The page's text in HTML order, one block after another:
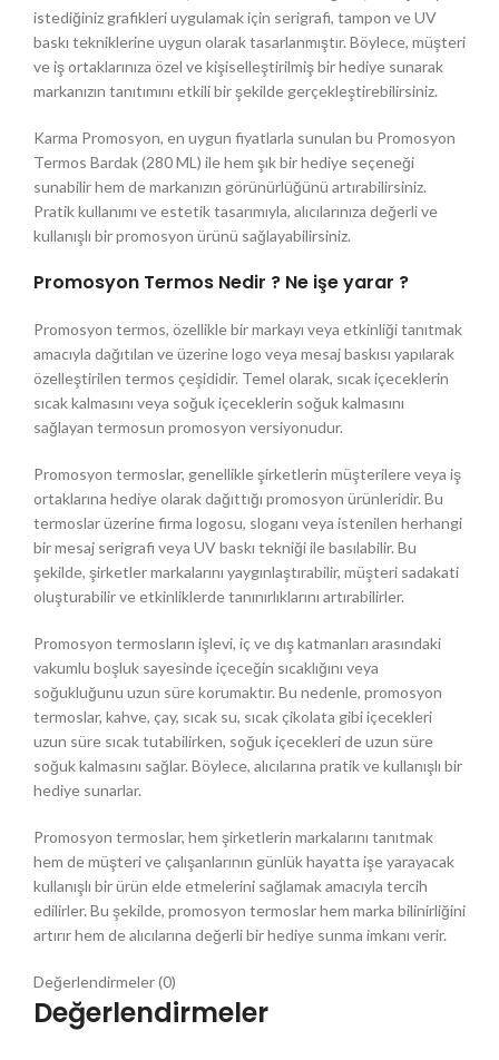
istediğiniz grafikleri uygulamak için serigrafi, tampon ve UV
baskı tekniklerine uygun olarak tasarlanmıştır. Böylece, müşteri
ve iş ortaklarınıza özel ve kişiselleştirilmiş bir hediye sunarak
markanızın tanıtımını etkili bir şekilde gerçekleştirebilirsiniz.
Karma Promosyon, en uygun fiyatlarla sunulan bu Promosyon
Termos Bardak (280 ML) ile hem şık bir hediye seçeneği
sunabilir hem de markanızın görünürlüğünü artırabilirsiniz.
Pratik kullanımı ve estetik tasarımıyla, alıcılarınıza değerli ve
kullanışlı bir promosyon ürünü sağlayabilirsiniz.
Promosyon Termos Nedir ? Ne işe yarar ?
Promosyon termos, özellikle bir markayı veya etkinliği tanıtmak
amacıyla dağıtılan ve üzerine logo veya mesaj baskısı yapılarak
özelleştirilen termos çeşididir. Temel olarak, sıcak içeceklerin
sıcak kalmasını veya soğuk içeceklerin soğuk kalmasını
sağlayan termosun promosyon versiyonudur.
Promosyon termoslar, genellikle şirketlerin müşterilere veya iş
ortaklarına hediye olarak dağıttığı promosyon ürünleridir. Bu
termoslar üzerine firma logosu, sloganı veya istenilen herhangi
bir mesaj serigrafi veya UV baskı tekniği ile basılabilir. Bu
şekilde, şirketler markalarını yaygınlaştırabilir, müşteri sadakati
oluşturabilir ve etkinliklerde tanınırlıklarını artırabilirler.
Promosyon termosların işlevi, iç ve dış katmanları arasındaki
vakumlu boşluk sayesinde içeceğin sıcaklığını veya
soğukluğunu uzun süre korumaktır. Bu nedenle, promosyon
termoslar, kahve, çay, sıcak su, sıcak çikolata gibi içecekleri
uzun süre sıcak tutabilirken, soğuk içecekleri de uzun süre
soğuk kalmasını sağlar. Böylece, alıcılarına pratik ve kullanışlı bir
hediye sunarlar.
Promosyon termoslar, hem şirketlerin markalarını tanıtmak
hem de müşteri ve çalışanlarının günlük hayatta işe yarayacak
kullanışlı bir ürün elde etmelerini sağlamak amacıyla tercih
edilirler. Bu şekilde, promosyon termoslar hem marka bilinirliğini
artırır hem de alıcılarına değerli bir hediye sunma imkanı verir.
Değerlendirmeler (0)
Değerlendirmeler